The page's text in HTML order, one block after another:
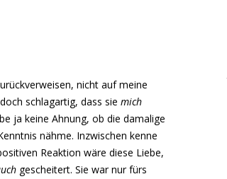
nicht auf meine
schlagartig, dass sie mich
ja keine Ahnung, ob die damalige
nähme. Inzwischen kenne
Reaktion wäre diese Liebe,
gescheitert. Sie war nur fürs